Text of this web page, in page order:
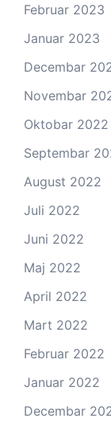
Februar 2023
Januar 2023
Decembar
Novembar
Oktobar 2022
Septembar
August 2022
Juli 2022
Juni 2022
Maj 2022
April 2022
Mart 2022
Februar 2022
Januar 2022
Decembar